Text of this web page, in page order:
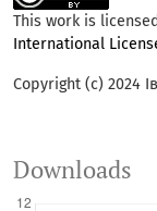
This work is
International
Copyright (c) 2024
Downloads